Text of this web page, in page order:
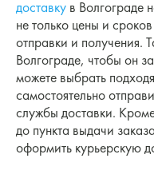
доставку в Волгограде
не только цены и
отправки и получения.
Волгограде, чтобы он
можете выбрать
самостоятельно
службы доставки.
до пункта выдачи
оформить курьерскую